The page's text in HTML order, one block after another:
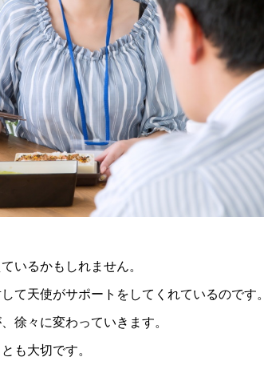
いるかもしれません。
て天使がサポートをしてくれているのです。
徐々に変わっていきます。
も大切です。